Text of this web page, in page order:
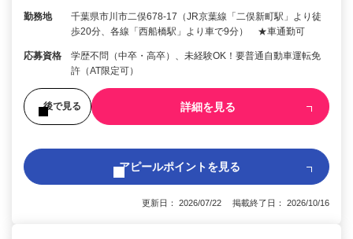
勤務地
千葉県市川市二俣678-17（JR京葉線「二俣新町駅」より徒
歩20分、各線「西船橋駅」より車で9分） ★車通勤可
応募資格
学歴不問（中卒・高卒）、未経験OK！要普通自動車運転免
許（AT限定可）
後で見る 詳細を見る
アピールポイントを見る
更新日： 2026/07/22 掲載終了日： 2026/10/16